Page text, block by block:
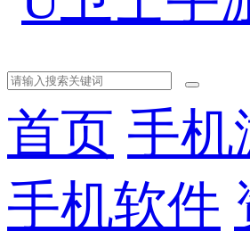
首页 手机
手机软件